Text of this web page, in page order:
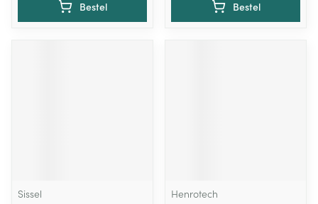
Bestel Bestel
Sissel
Henrotech